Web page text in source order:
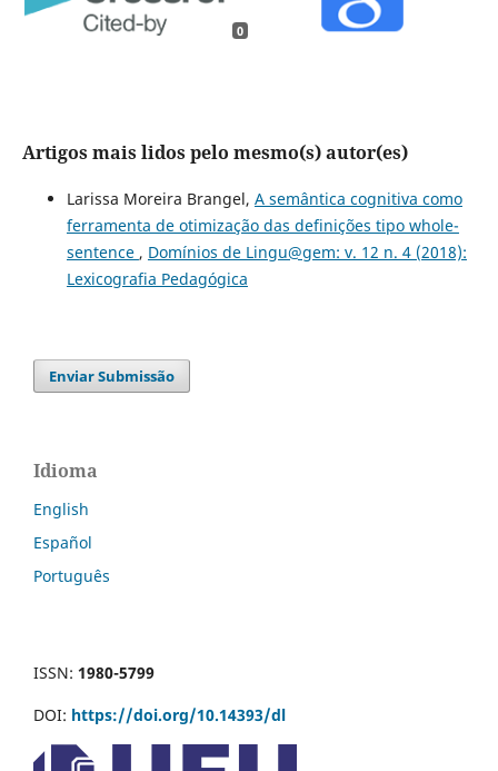
0
Artigos mais lidos pelo mesmo(s) autor(es)
Larissa Moreira Brangel, A semântica cognitiva como
ferramenta de otimização das definições tipo whole-
sentence , Domínios de Lingu@gem: v. 12 n. 4 (2018):
Lexicografia Pedagógica
Enviar Submissão
Idioma
English
Español
Português
ISSN: 1980-5799
DOI: https://doi.org/10.14393/dl